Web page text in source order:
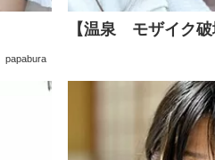
papabura
【温泉 モザイク破